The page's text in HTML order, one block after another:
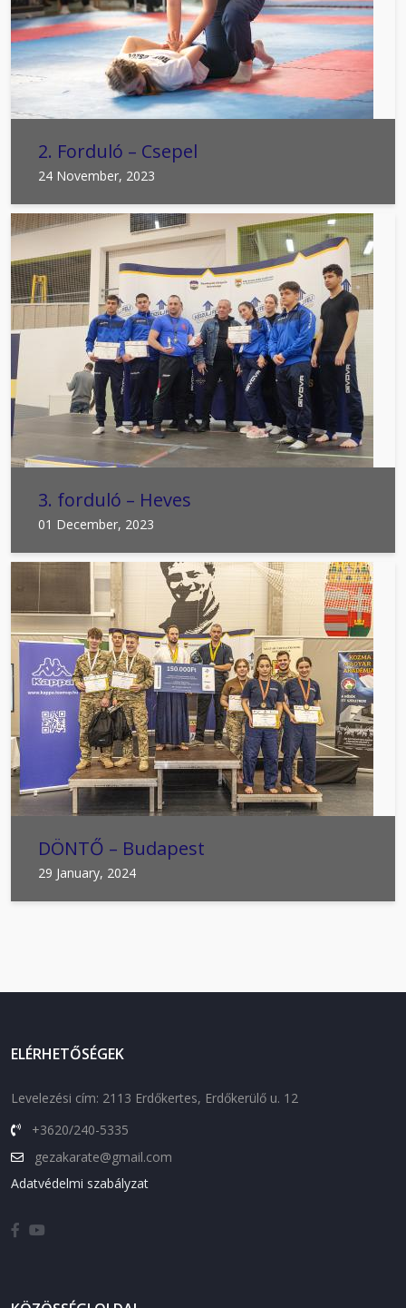
2. Forduló – Csepel
24 November, 2023
3. forduló – Heves
01 December, 2023
DÖNTŐ – Budapest
29 January, 2024
ELÉRHETŐSÉGEK
Levelezési cím: 2113 Erdőkertes, Erdőkerülő u. 12
+3620/240-5335
gezakarate@gmail.com
Adatvédelmi szabályzat